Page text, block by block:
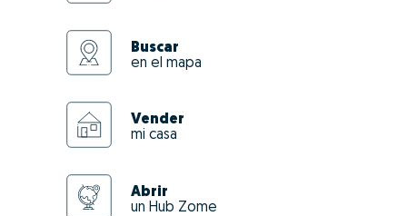
Buscar
en el mapa
Vender
mi casa
Abrir
un Hub Zome